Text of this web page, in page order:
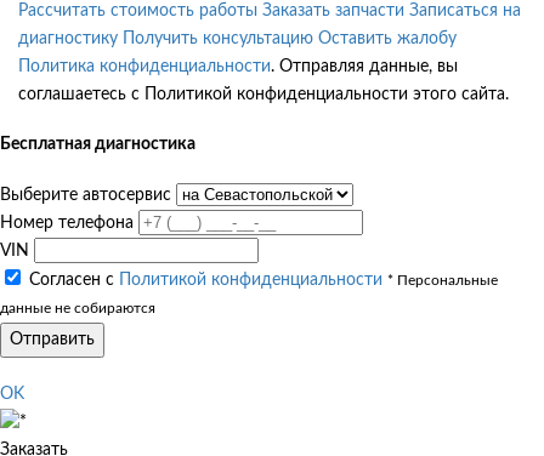
Рассчитать стоимость работы Заказать запчасти Записаться на
диагностику
Получить консультацию Оставить жалобу
Политика конфиденциальности. Отправляя данные, вы
соглашаетесь с Политикой конфиденциальности этого сайта.
Бесплатная диагностика
Выберите автосервис
Номер телефона
VIN
Согласен с
Политикой конфиденциальности * Персональные
данные не собираются
Отправить
OK
Заказать